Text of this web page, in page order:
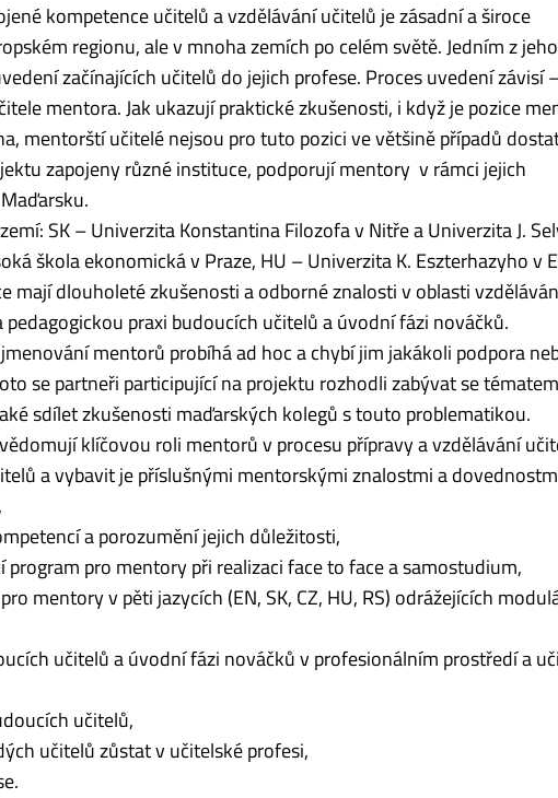
kompetence učitelů a vzdělávání učitelů je zásadní a široce
regionu, ale v mnoha zemích po celém světě. Jedním z
začínajících učitelů do jejich profese. Proces uvedení závisí
mentora. Jak ukazují praktické zkušenosti, i když je pozice
mentorští učitelé nejsou pro tuto pozici ve většině případů
zapojeny různé instituce, podporují mentory v rámci jejich
SK – Univerzita Konstantina Filozofa v Nitře a Univerzita J.
škola ekonomická v Praze, HU – Univerzita K. Eszterhazyho v
mají dlouholeté zkušenosti a odborné znalosti v oblasti
praxi budoucích učitelů a úvodní fázi nováčků.
mentorů probíhá ad hoc a chybí jim jakákoli podpora
se partneři participující na projektu rozhodli zabývat se
sdílet zkušenosti maďarských kolegů s touto problematikou.
klíčovou roli mentorů v procesu přípravy a vzdělávání
a vybavit je příslušnými mentorskými znalostmi a
a porozumění jejich důležitosti,
pro mentory při realizaci face to face a samostudium,
mentory v pěti jazycích (EN, SK, CZ, HU, RS) odrážejících
učitelů a úvodní fázi nováčků v profesionálním prostředí a
učitelů,
učitelů zůstat v učitelské profesi,